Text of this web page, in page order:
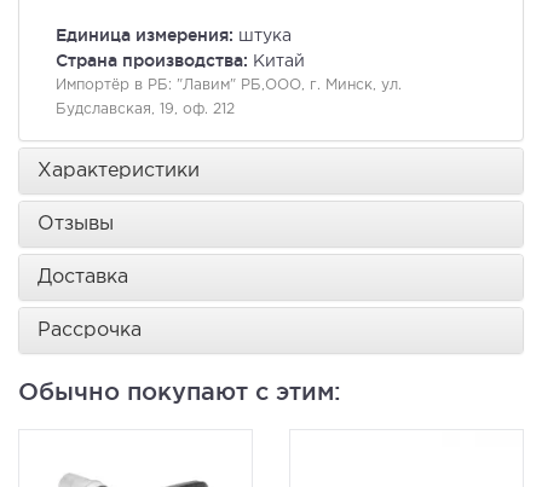
Единица измерения: штука
Страна производства: Китай
Импортёр в РБ: "Лавим" РБ,ООО, г. Минск, ул.
Будславская, 19, оф. 212
Характеристики
Отзывы
Доставка
Рассрочка
Обычно покупают с этим: